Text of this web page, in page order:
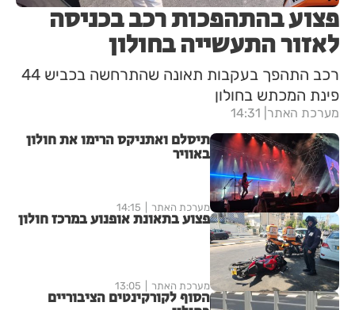
פצוע בהתהפכות רכב בכניסה
לאזור התעשייה בחולון
רכב התהפך בעקבות תאונה שהתרחשה בכביש 44
פינת המכתש בחולון
מערכת האתר 14:31
תיסלם ואתניקס הרימו את חולון
באוויר
מערכת האתר 14:15
פצוע בתאונת אופנוע במרכז חולון
מערכת האתר 13:05
הסוף לקורקינטים הציבוריים